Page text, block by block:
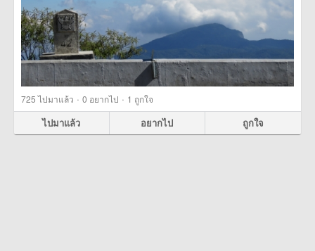
725ไปมาแล้ว · 0 อยากไป · 1 ถูกใจ
ไปมาแล้ว อยากไป ถูกใจ